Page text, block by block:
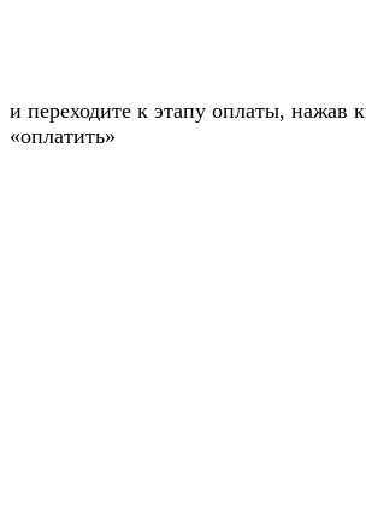
и переходите к этапу оплаты, нажав
«оплатить»